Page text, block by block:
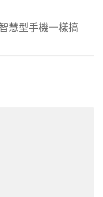
慧型手機一樣搞